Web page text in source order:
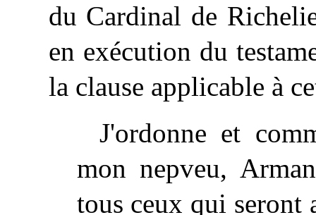
du Cardinal de
en exécution du
la clause applicable à
J'ordonne et
mon nepveu,
tous ceux qui seront